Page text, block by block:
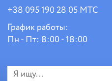
+38 095 190 28 05 МТС
График работы:
Пн - Пт: 8:00 - 18:00